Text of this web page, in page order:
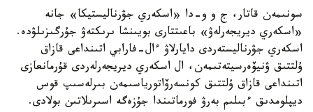
سونىمەن قاتار، ج و و-دا «اسكەري جۋرناليستيكا» جانە
«اسكەري ديريجەرلەۋ» باعىتتارى بويىنشا ىرىكتەۋ جۇرگىزىلۋدە.
اسكەري جۋرناليستەردى دايارلاۋ ءال-فارابي اتىنداعى قازاق
ۇلتتىق ۋنيۆەرسيتەتىمەن، ال اسكەري ديريجەرلەردى قۇرمانعازى
اتىنداعى قازاق ۇلتتىق كونسەرۆاتورياسىمەن بىرلەسىپ قوس
ديپلومدىق ءبىلىم بەرۋ فورماتىندا جۇزەگە اسىرىلاتىن بولادى.